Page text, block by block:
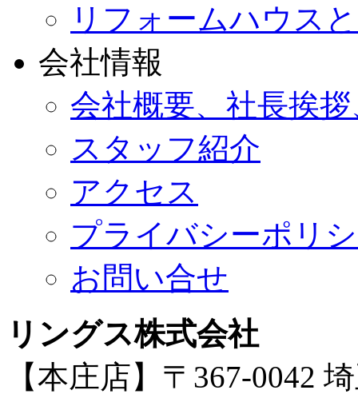
リフォームハウス
会社情報
会社概要、社長挨
スタッフ紹介
アクセス
プライバシーポリ
お問い合せ
リングス株式会社
【本庄店】〒367-0042